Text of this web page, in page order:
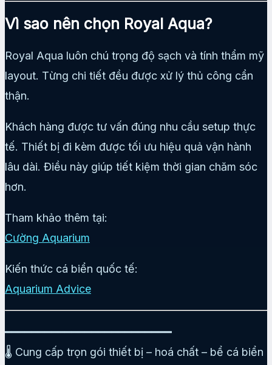
Vì sao nên chọn Royal Aqua?
Royal Aqua luôn chú trọng độ sạch và tính thẩm mỹ
layout. Từng chi tiết đều được xử lý thủ công cẩn
thận.
Khách hàng được tư vấn đúng nhu cầu setup thực
tế. Thiết bị đi kèm được tối ưu hiệu quả vận hành
lâu dài. Điều này giúp tiết kiệm thời gian chăm sóc
hơn.
Tham khảo thêm tại:
Cường Aquarium
Kiến thức cá biển quốc tế:
Aquarium Advice
━━━━━━━━━━━━━━━━━━━━━━━━━
🌡️ Cung cấp trọn gói thiết bị – hoá chất – bể cá biển